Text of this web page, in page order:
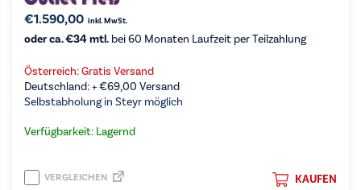
€1.590,00 inkl. MwSt.
oder ca. €34 mtl. bei 60 Monaten Laufzeit per Teilzahlung
Österreich: Gratis Versand
Deutschland: +€69,00 Versand
Selbstabholung in Steyr möglich
Verfügbarkeit: Lagernd
KAUFEN
VERGLEICHEN